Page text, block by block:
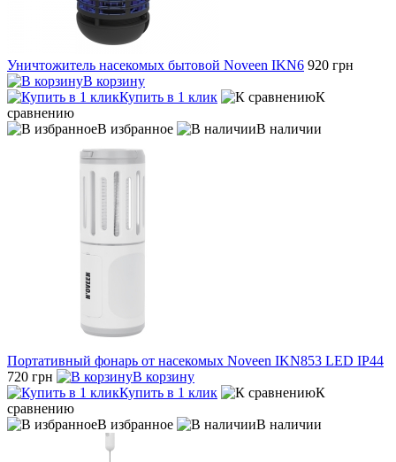
Уничтожитель насекомых бытовой Noveen IKN6 920 грн
В корзину
Купить в 1 клик
К
сравнению
В избранное
В наличии
Портативный фонарь от насекомых Noveen IKN853 LED IP44
720 грн
В корзину
Купить в 1 клик
К
сравнению
В избранное
В наличии